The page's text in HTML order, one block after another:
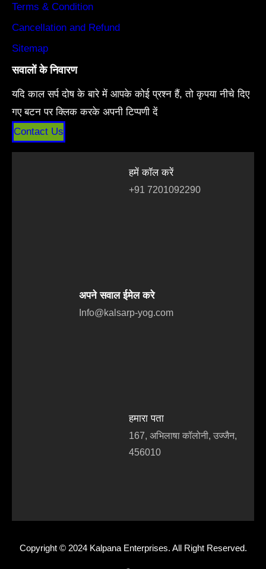
Terms & Condition
Cancellation and Refund
Sitemap
सवालों के निवारण
यदि काल सर्प दोष के बारे में आपके कोई प्रश्न हैं, तो कृपया नीचे दिए
गए बटन पर क्लिक करके अपनी टिप्पणी दें
Contact Us
हमें कॉल करें
+91 7201092290
अपने सवाल ईमेल करे
Info@kalsarp-yog.com
हमारा पता
167, अभिलाषा कॉलोनी, उज्जैन,
456010
Copyright © 2024 Kalpana Enterprises. All Right Reserved.